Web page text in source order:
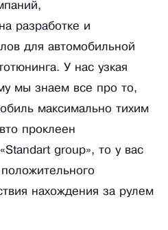
разработке и
для автомобильной
У нас узкая
мы знаем все про то,
максимально тихим
проклеен
group», то у вас
положительного
нахождения за рулем